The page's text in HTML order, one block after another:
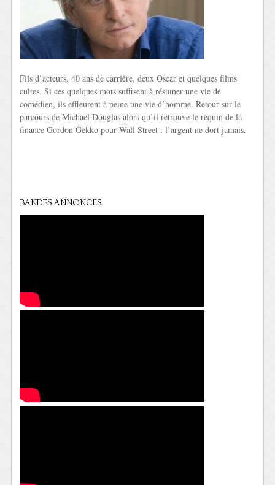
Fils d’acteurs, 40 ans de carrière, deux Oscar et quelques films
cultes. Si ces quelques mots suffisent à résumer une vie de
comédien, ils effleurent à peine une vie d’homme. Retour sur le
parcours de Michael Douglas alors qu’il retrouve le requin de la
finance Gordon Gekko pour Wall Street : l’argent ne dort jamais.
BANDES ANNONCES